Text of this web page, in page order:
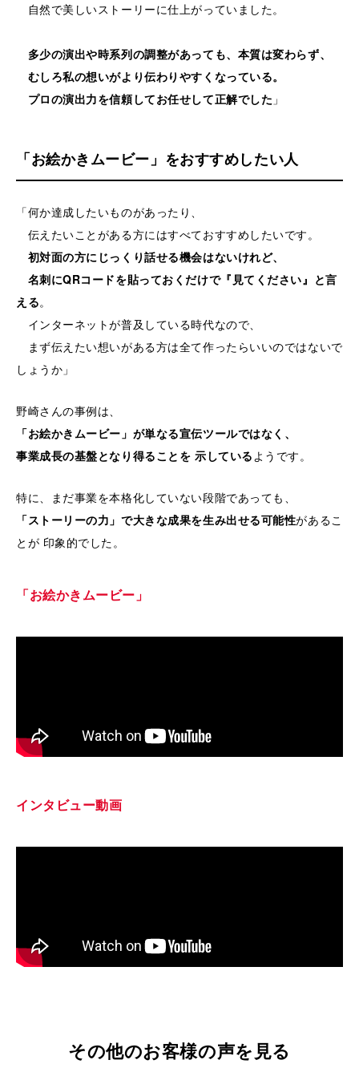
自然で美しいストーリーに仕上がっていました。
多少の演出や時系列の調整があっても、本質は変わらず、
むしろ私の想いがより伝わりやすくなっている。
プロの演出力を信頼してお任せして正解でした 」
「お絵かきムービー」をおすすめしたい人
「何か達成したいものがあったり、
伝えたいことがある方にはすべておすすめしたいです。
初対面の方にじっくり話せる機会はないけれど、
名刺にQRコードを貼っておくだけで『見てください』と言
える。
インターネットが普及している時代なので、
まず伝えたい想いがある方は全て作ったらいいのではないで
しょうか」
野崎さんの事例は、
「お絵かきムービー」が単なる宣伝ツールではなく、
事業成長の基盤となり得ることを 示しているようです。
特に、まだ事業を本格化していない段階であっても、
「ストーリーの力」で大きな成果を生み出せる可能性があるこ
とが 印象的でした。
「お絵かきムービー」
インタビュー動画
その他のお客様の声を見る